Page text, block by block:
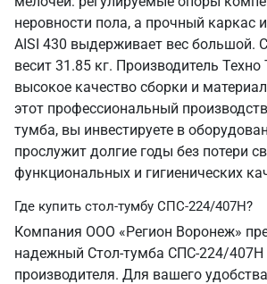
неровности пола, а прочный каркас
AISI 430 выдерживает вес большой.
весит 31.85 кг. Производитель Техно
высокое качество сборки и
этот профессиональный
тумба, вы инвестируете в
прослужит долгие годы без потери
функциональных и гигиенических
Где купить стол-тумбу СПС-224/407Н?
Компания ООО «Регион Воронеж»
надежный Стол-тумба СПС-224/
производителя. Для вашего